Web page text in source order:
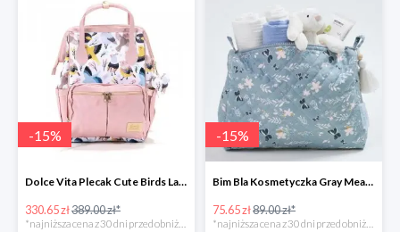
-15%
Dolce Vita Plecak Cute Birds La Millou -15%
330.65 zł389.00 zł*
-15%
Bim Bla Kosmetyczka Gray Meadow -15%
75.65 zł89.00 zł*